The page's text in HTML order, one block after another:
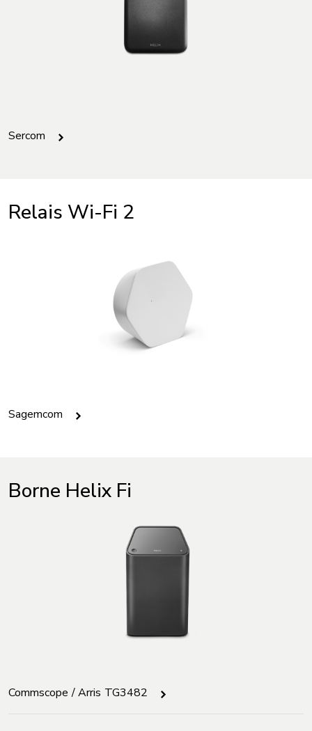
Sercom
Relais Wi-Fi 2
Sagemcom
Borne Helix Fi
Commscope / Arris TG3482